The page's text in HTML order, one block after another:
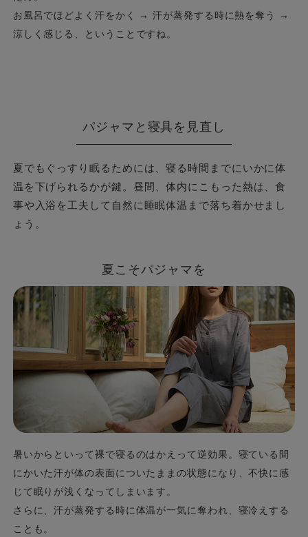
お風呂でほどよく汗をかく → 汗が蒸発する時に熱を奪う →
涼しく感じる、ということですね。
パジャマと寝具を見直し
夏でもぐっすり眠るためには、寝る時間までにいかに体
温を下げられるかが鍵。昼間、体内にこもった熱は、食
事や入浴を工夫して自然に睡眠体温まで落ち着かせまし
ょう。
夏こそパジャマを
暑いからといって裸で寝るのはかえって逆効果。寝ている間
にかいた汗が体の表面についたままの状態になり、不快に感
じて眠りが浅くなってしまいます。
さらに、汗が蒸発する時に体温が一気に奪われ、寝冷えする
ことも。